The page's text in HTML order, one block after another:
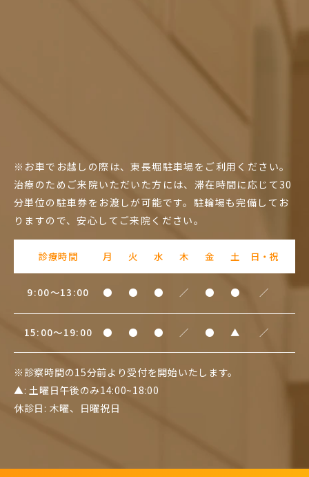
※お車でお越しの際は、東長堀駐車場をご利用ください。
治療のためご来院いただいた方には、滞在時間に応じて30
分単位の駐車券をお渡しが可能です。駐輪場も完備してお
りますので、安心してご来院ください。
診療時間 月 火 水 木 金 土 日・祝
9:00～13:00 ● ● ● ／ ● ● ／
15:00～19:00 ● ● ● ／ ● ▲ ／
※診察時間の15分前より受付を開始いたします。
▲: 土曜日午後のみ14:00~18:00
休診日: 木曜、日曜祝日